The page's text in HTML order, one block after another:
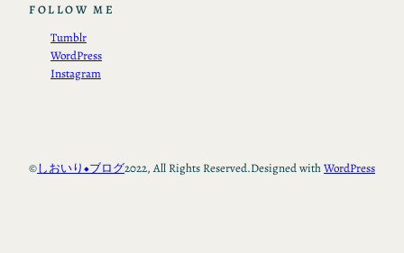
FOLLOW ME
Tumblr
WordPress
Instagram
©しおいり◆ブログ2022, All Rights Reserved.Designed withWordPress